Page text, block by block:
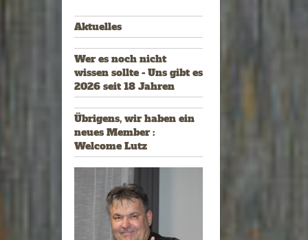
Aktuelles
Wer es noch nicht
wissen sollte - Uns gibt es
2026 seit 18 Jahren
Übrigens, wir haben ein
neues Member :
Welcome Lutz